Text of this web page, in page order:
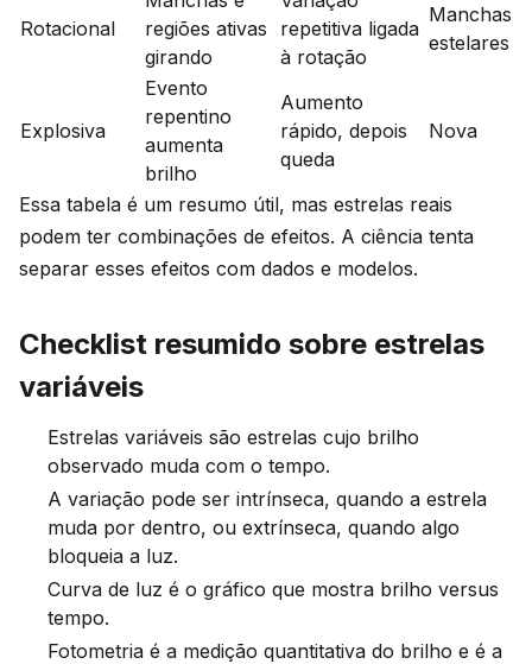
Rotacional
regiões ativas
girando
repetitiva ligada
à rotação
Manchas
estelares
Explosiva
Evento
repentino
aumenta
brilho
Aumento
rápido, depois
queda
Nova
Essa tabela é um resumo útil, mas estrelas reais
podem ter combinações de efeitos. A ciência tenta
separar esses efeitos com dados e modelos.
Checklist resumido sobre estrelas
variáveis
Estrelas variáveis são estrelas cujo brilho
observado muda com o tempo.
A variação pode ser intrínseca, quando a estrela
muda por dentro, ou extrínseca, quando algo
bloqueia a luz.
Curva de luz é o gráfico que mostra brilho versus
tempo.
Fotometria é a medição quantitativa do brilho e é a